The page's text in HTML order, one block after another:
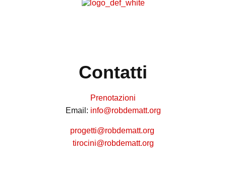
Contatti
Prenotazioni
Email: info@robdematt.org
progetti@robdematt.org
tirocini@robdematt.org